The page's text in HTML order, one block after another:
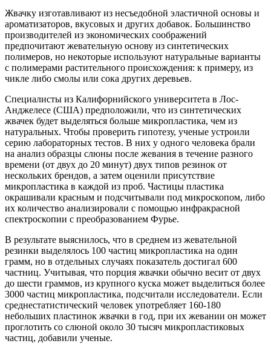
Жвачку изготавливают из несъедобной эластичной основы и
ароматизаторов, вкусовых и других добавок. Большинство
производителей из экономических соображений
предпочитают жевательную основу из синтетических
полимеров, но некоторые используют натуральные варианты
с полимерами растительного происхождения: к примеру, из
чикле либо смолы или сока других деревьев.
Специалисты из Калифорнийского университета в Лос-
Анджелесе (США) предположили, что из синтетических
жвачек будет выделяться больше микропластика, чем из
натуральных. Чтобы проверить гипотезу, ученые устроили
серию лабораторных тестов. В них у одного человека брали
на анализ образцы слюны после жевания в течение разного
времени (от двух до 20 минут) двух типов резинок от
нескольких брендов, а затем оценили присутствие
микропластика в каждой из проб. Частицы пластика
окрашивали красным и подсчитывали под микроскопом, либо
их количество анализировали с помощью инфракрасной
спектроскопии с преобразованием Фурье.
В результате выяснилось, что в среднем из жевательной
резинки выделялось 100 частиц микропластика на один
грамм, но в отдельных случаях показатель достигал 600
частниц. Учитывая, что порция жвачки обычно весит от двух
до шести граммов, из крупного куска может выделиться более
3000 частиц микропластика, подсчитали исследователи. Если
среднестатистический человек употребляет 160-180
небольших пластинок жвачки в год, при их жевании он может
проглотить со слюной около 30 тысяч микропластиковых
частиц, добавили ученые.